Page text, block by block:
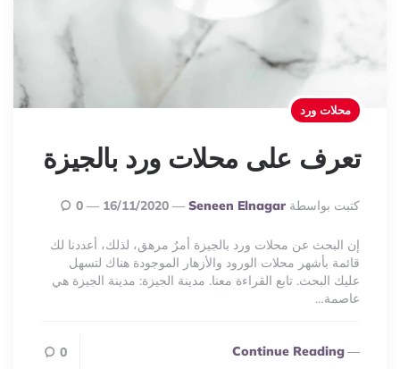
محلات ورد
تعرف على محلات ورد بالجيزة
Posted
By
كتبت بواسطة Seneen Elnagar
16/11/2020
0
إن البحث عن محلات ورد بالجيزة أمرٌ مرهق، لذلك، أعددنا لك
قائمة بأشهر محلات الورود والأزهار الموجودة هناك لتسهل
عليك البحث. تابع القراءة معنا. مدينة الجيزة: مدينة الجيزة هي
عاصمة…
Continue Reading
0